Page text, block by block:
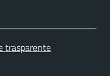
trasparente